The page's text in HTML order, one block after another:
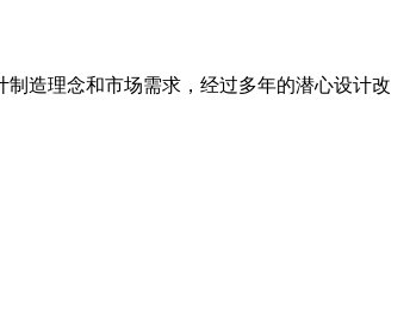
造理念和市场需求，经过多年的潜心设计改